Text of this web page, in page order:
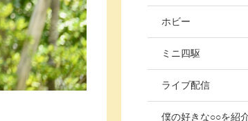
ホビー
ミニ四駆
ライブ配信
僕の好きな○○を紹